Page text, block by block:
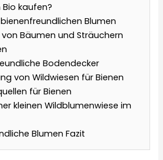
Bio kaufen?
Blumen
von Bäumen und Sträuchern
Bodendecker
von Wildwiesen für Bienen
für Bienen
kleinen Wildblumenwiese im
Blumen Fazit